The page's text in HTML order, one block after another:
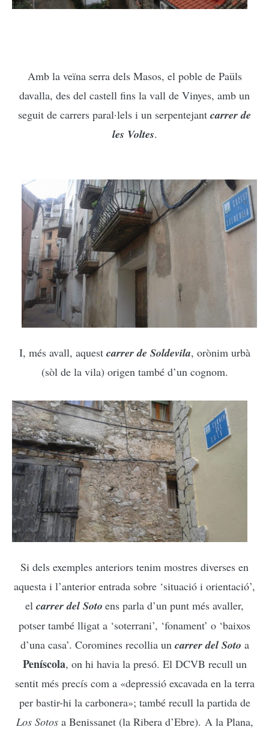
Amb la veïna serra dels Masos, el poble de Paüls
davalla, des del castell fins la vall de Vinyes, amb un
seguit de carrers paral·lels i un serpentejant carrer de
les Voltes.
I, més avall, aquest carrer de Soldevila, orònim urbà
(sòl de la vila) origen també d’un cognom.
Si dels exemples anteriors tenim mostres diverses en
aquesta i l’anterior entrada sobre ‘situació i orientació’,
el carrer del Soto ens parla d’un punt més avaller,
potser també lligat a ‘soterrani’, ‘fonament’ o ‘baixos
d’una casa’. Coromines recollia un carrer del Soto a
Peníscola, on hi havia la presó. El DCVB recull un
sentit més precís com a «depressió excavada en la terra
per bastir-hi la carbonera»; també recull la partida de
Los Sotos a Benissanet (la Ribera d’Ebre). A la Plana,